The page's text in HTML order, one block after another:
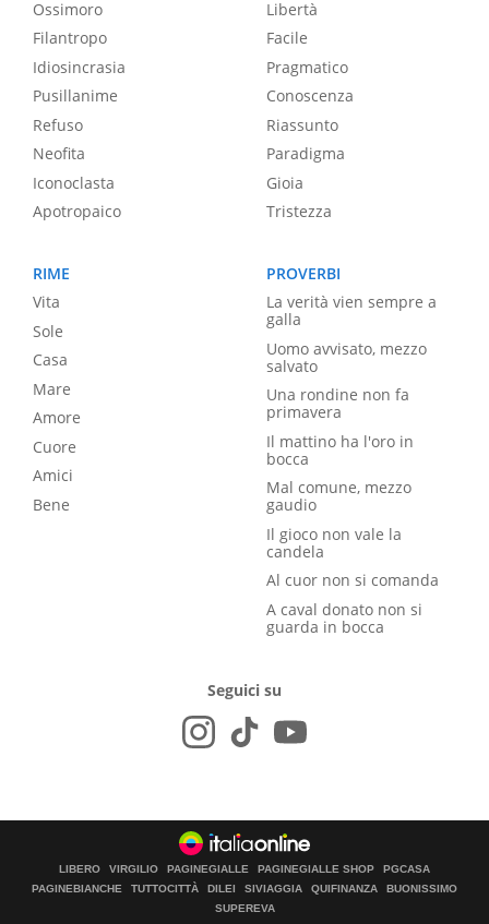
Ossimoro
Filantropo
Idiosincrasia
Pusillanime
Refuso
Neofita
Iconoclasta
Apotropaico
Libertà
Facile
Pragmatico
Conoscenza
Riassunto
Paradigma
Gioia
Tristezza
RIME
Vita
Sole
Casa
Mare
Amore
Cuore
Amici
Bene
PROVERBI
La verità vien sempre a
galla
Uomo avvisato, mezzo
salvato
Una rondine non fa
primavera
Il mattino ha l'oro in
bocca
Mal comune, mezzo
gaudio
Il gioco non vale la
candela
Al cuor non si comanda
A caval donato non si
guarda in bocca
Seguici su
LIBERO VIRGILIO PAGINEGIALLE PAGINEGIALLE SHOP
PGCASA
PAGINEBIANCHE
TUTTOCITTÀ DILEI SIVIAGGIA QUIFINANZA
BUONISSIMO
SUPEREVA